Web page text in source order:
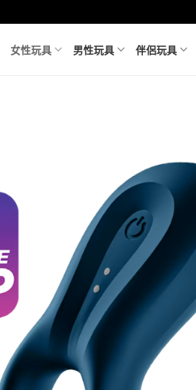
女性玩具 男性玩具 伴侶玩具